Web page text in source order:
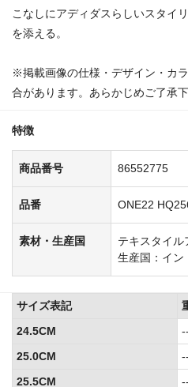
こなしにアディダスらしいスタイ
を添える。
※掲載画像の仕様・デザイン・カ
合があります。あらかじめご了承下
特徴
商品番号 86552775
品番 ONE22
素材・生産国
テキスタイル
生産国：イン
サイズ表記
24.5CM
--
25.0CM
--
25.5CM
--